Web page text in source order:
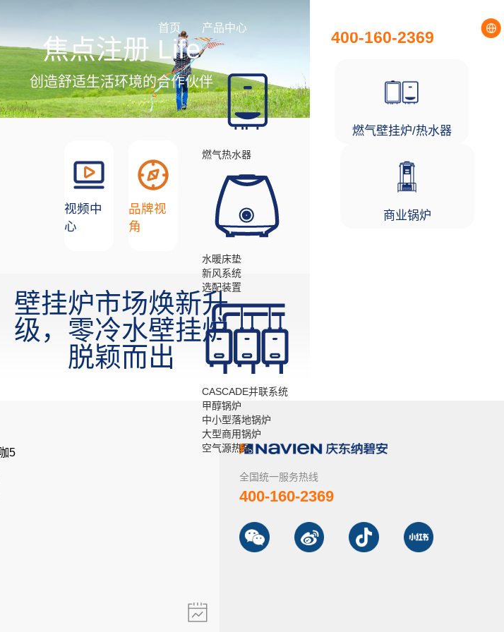
首页 产品中心
燃气热水器
水暖床垫
新风系统
选配装置
CASCADE并联系统
甲醇锅炉
中小型落地锅炉
大型商用锅炉
空气源热泵
燃气壁挂炉/热水器
商业锅炉
400-160-2369
焦点注册 Life
创造舒适生活环境的合作伙伴
视频中
心
品牌视
角
壁挂炉市场焕新升
级，零冷水壁挂炉
脱颖而出
5
全国统一服务热线
400-160-2369